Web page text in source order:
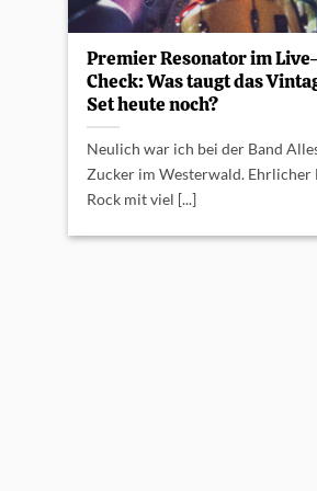
Premier Resonator im Live-
Check: Was taugt das
Set heute noch?
Neulich war ich bei der Band
Zucker im Westerwald. Ehrlicher
Rock mit viel [...]